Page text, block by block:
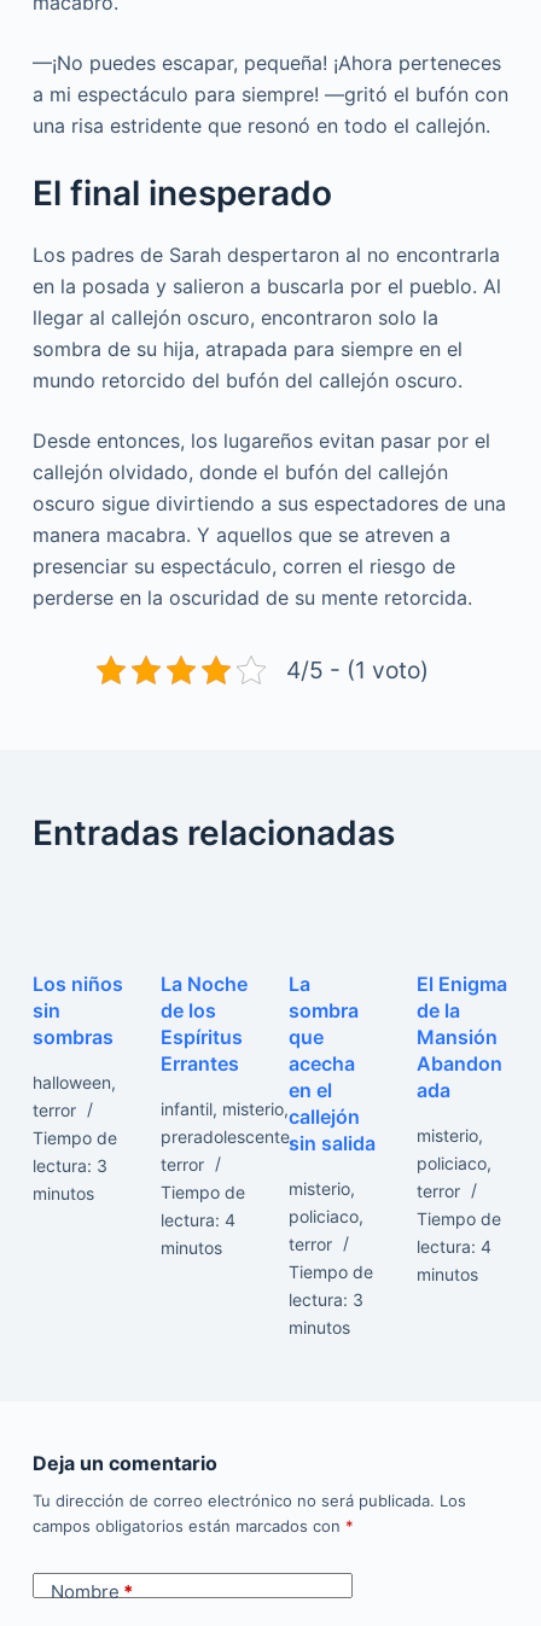
—¡No puedes escapar, pequeña! ¡Ahora perteneces
a mi espectáculo para siempre! —gritó el bufón con
una risa estridente que resonó en todo el callejón.
El final inesperado
Los padres de Sarah despertaron al no encontrarla
en la posada y salieron a buscarla por el pueblo. Al
llegar al callejón oscuro, encontraron solo la
sombra de su hija, atrapada para siempre en el
mundo retorcido del bufón del callejón oscuro.
Desde entonces, los lugareños evitan pasar por el
callejón olvidado, donde el bufón del callejón
oscuro sigue divirtiendo a sus espectadores de una
manera macabra. Y aquellos que se atreven a
presenciar su espectáculo, corren el riesgo de
perderse en la oscuridad de su mente retorcida.
4/5 - (1 voto)
Entradas relacionadas
Los niños
sin
sombras
halloween,
terror
Tiempo de
lectura: 3
minutos
La Noche
de los
Espíritus
Errantes
infantil, misterio,
preradolescente,
terror
Tiempo de
lectura: 4
minutos
La
sombra
que
acecha
en el
callejón
sin salida
misterio,
policiaco,
terror
Tiempo de
lectura: 3
minutos
El Enigma
de la
Mansión
Abandon
ada
misterio,
policiaco,
terror
Tiempo de
lectura: 4
minutos
Deja un comentario
Tu dirección de correo electrónico no será publicada. Los
campos obligatorios están marcados con *
Nombre*